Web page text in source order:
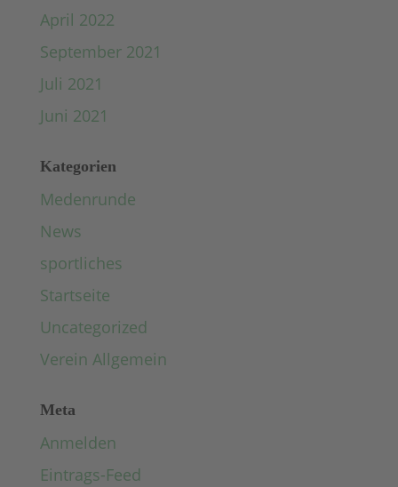
April 2022
September 2021
Juli 2021
Juni 2021
Kategorien
Medenrunde
News
sportliches
Startseite
Uncategorized
Verein Allgemein
Meta
Anmelden
Eintrags-Feed